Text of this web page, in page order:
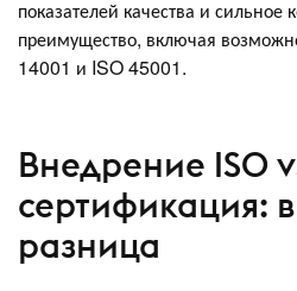
показателей качества и сильное
преимущество, включая
14001 и ISO 45001.
Внедрение ISO
сертификация:
разница